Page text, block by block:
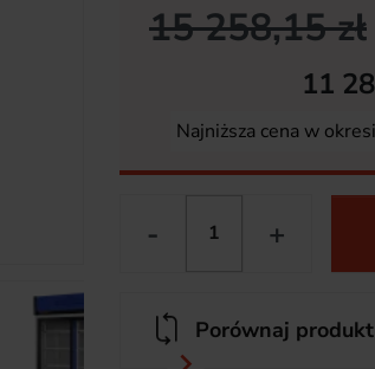
15 258,15 zł
11
Najniższa cena w
- +
Porównaj produkt